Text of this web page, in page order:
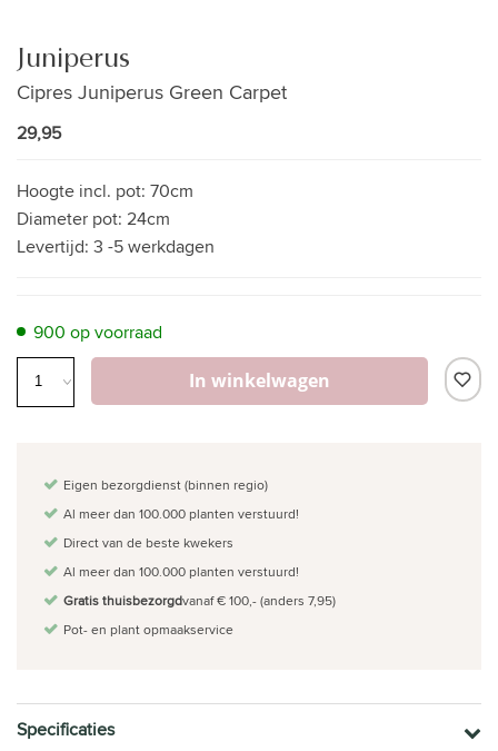
Juniperus
Cipres Juniperus Green Carpet
29,95
Hoogte incl. pot: 70cm
Diameter pot: 24cm
Levertijd: 3 -5 werkdagen
900 op voorraad
In winkelwagen
Eigen bezorgdienst (binnen regio)
Al meer dan 100.000 planten verstuurd!
Direct van de beste kwekers
Al meer dan 100.000 planten verstuurd!
Gratis thuisbezorgdvanaf € 100,- (anders 7,95)
Pot- en plant opmaakservice
Specificaties